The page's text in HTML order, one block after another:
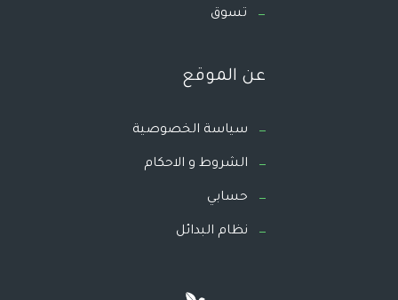
تسوق
عن الموقع
سياسة الخصوصية
الشروط و الاحكام
حسابي
نظام البدائل